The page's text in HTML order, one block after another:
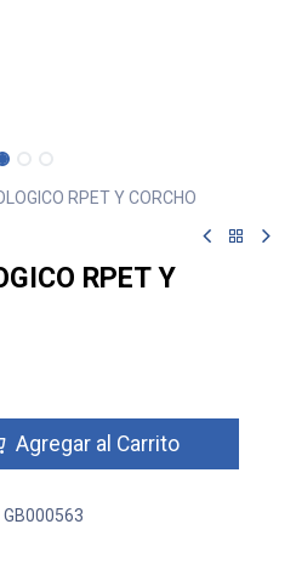
RPET Y CORCHO
RPET Y
Agregar al Carrito
GB000563